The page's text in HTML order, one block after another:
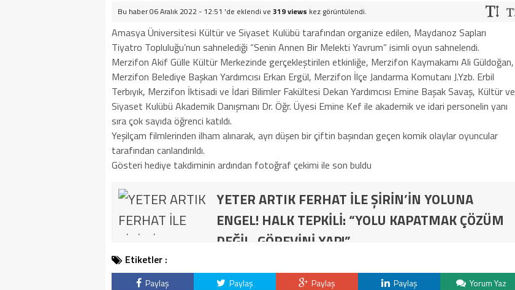
Bu haber 06 Aralık 2022 - 12:51 'de eklendi ve 319 views kez görüntülendi.
Amasya Üniversitesi Kültür ve Siyaset Kulübü tarafından organize edilen, Maydanoz Sapları
Tiyatro Topluluğu’nun sahnelediği “Senin Annen Bir Melekti Yavrum” isimli oyun sahnelendi.
Merzifon Akif Gülle Kültür Merkezinde gerçekleştirilen etkinliğe, Merzifon Kaymakamı Ali Güldoğan,
Merzifon Belediye Başkan Yardımcısı Erkan Ergül, Merzifon İlçe Jandarma Komutanı J.Yzb. Erbil
Terbıyık, Merzifon İktisadi ve İdari Bilimler Fakültesi Dekan Yardımcısı Emine Başak Savaş, Kültür ve
Siyaset Kulübü Akademik Danışmanı Dr. Öğr. Üyesi Emine Kef ile akademik ve idari personelin yanı
sıra çok sayıda öğrenci katıldı.
Yeşilçam filmlerinden ilham alınarak, ayrı düşen bir çiftin başından geçen komik olaylar oyuncular
tarafından canlandırıldı.
Gösteri hediye takdiminin ardından fotoğraf çekimi ile son buldu
YETER ARTIK FERHAT İLE ŞİRİN’İN YOLUNA
ENGEL! HALK TEPKİLİ: “YOLU KAPATMAK ÇÖZÜM
DEĞİL, GÖREVİNİ YAP!”
Etiketler :
Paylaş Paylaş Paylaş Paylaş Yorum Yaz